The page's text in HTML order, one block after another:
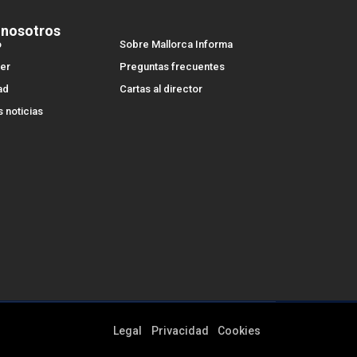
Sobre Mallorca Informa
Preguntas frecuentes
Cartas al director
noticias
Legal Privacidad Cookies